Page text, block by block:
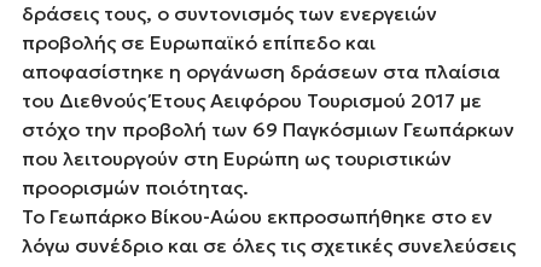
δράσεις τους, ο συντονισμός των ενεργειών
προβολής σε Ευρωπαϊκό επίπεδο και
αποφασίστηκε η οργάνωση δράσεων στα πλαίσια
του Διεθνούς Έτους Αειφόρου Τουρισμού 2017 με
στόχο την προβολή των 69 Παγκόσμιων Γεωπάρκων
που λειτουργούν στη Ευρώπη ως τουριστικών
προορισμών ποιότητας.
Το Γεωπάρκο Βίκου-Αώου εκπροσωπήθηκε στο εν
λόγω συνέδριο και σε όλες τις σχετικές συνελεύσεις